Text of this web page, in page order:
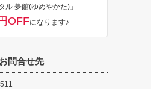
ル 夢館(ゆめやかた)」
OFFになります♪
お問合せ先